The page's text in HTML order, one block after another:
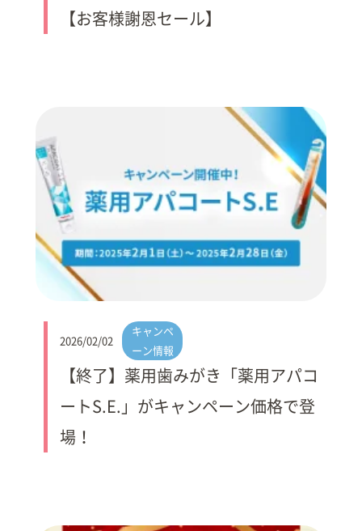
【お客様謝恩セール】
2026/02/02
キャンペ
ーン情報
【終了】薬用歯みがき「薬用アパコ
ートS.E.」がキャンペーン価格で登
場！